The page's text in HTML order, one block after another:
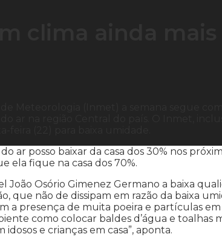
ar posso baixar da casa dos 30% nos
ela fique na casa dos 70%.
Osório Gimenez Germano a baixa
que não de dissipam em razão da baixa
a presença de muita poeira e partículas em
como colocar baldes d’água e toalhas
e crianças em casa”, aponta.